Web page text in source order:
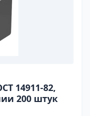
14911-82,
200 штук